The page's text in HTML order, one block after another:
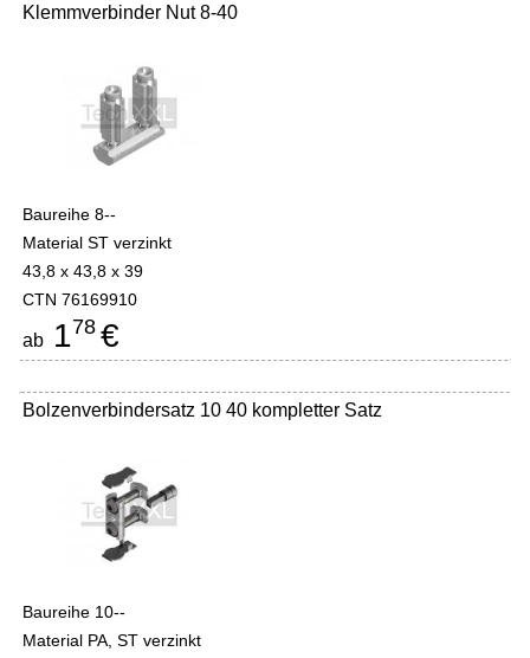
Klemmverbinder Nut 8-40
Baureihe 8--
Material ST verzinkt
43,8 x 43,8 x 39
CTN 76169910
ab 178 €
Bolzenverbindersatz 10 40 kompletter Satz
Baureihe 10--
Material PA, ST verzinkt